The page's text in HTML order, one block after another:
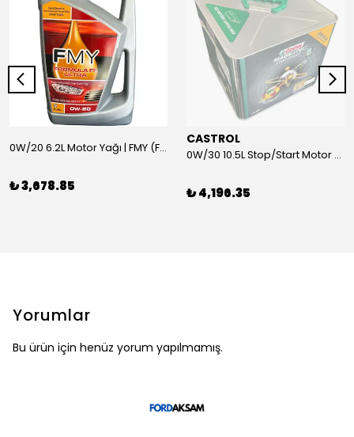
0W/20 6.2L Motor Yağı | FMY (Ford Motor Yağları)
₺ 3,678.85
CASTROL
0W/30 10.5L Stop/Start Motor Yağı | CASTROL
₺ 4,196.35
Yorumlar
Bu ürün için henüz yorum yapılmamış.